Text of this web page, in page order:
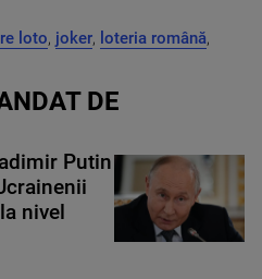
loto, joker, loteria română,
DE
Putin
nivel